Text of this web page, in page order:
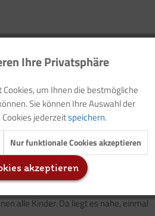
(mit Audiodatei)
(mit Audiodatei)
aus Bilderbüchern oder dem
alle Kinder. Da liegt es nahe, einmal
Aktiv
Inaktiv
Inaktiv
Inaktiv
Ihre Privatsphäre
um Ihnen die bestmögliche
Sie können Ihre Auswahl der
jederzeitspeichern.
Nur funktionale Cookies akzeptieren
akzeptieren